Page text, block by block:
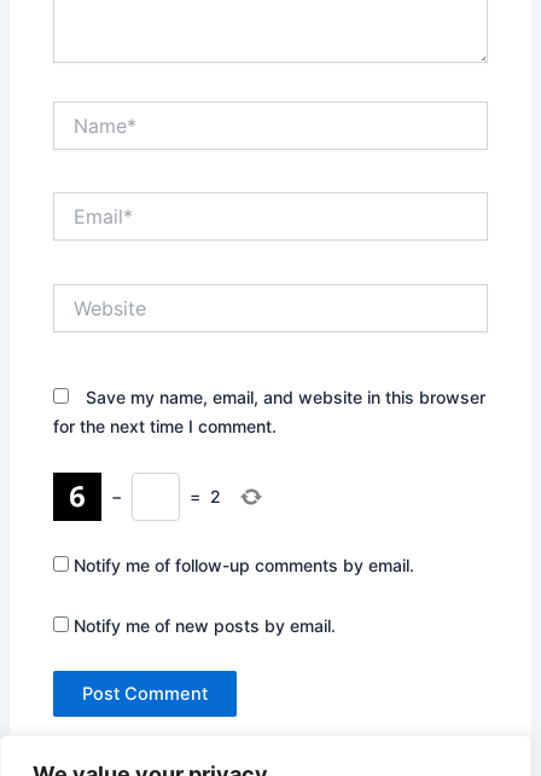
Save my name, email, and website in this browser
for the next time I comment.
− = 2
Notify me of follow-up comments by email.
Notify me of new posts by email.